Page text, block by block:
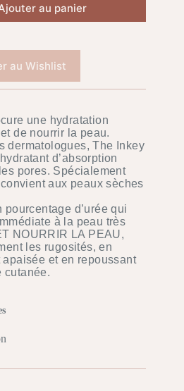
au panier
au Wishlist
une hydratation
de nourrir la peau.
dermatologues, The Inkey
d’absorption
pores. Spécialement
aux peaux sèches
d’urée qui
à la peau très
NOURRIR LA PEAU,
les rugosités, en
et en repoussant
cutanée.